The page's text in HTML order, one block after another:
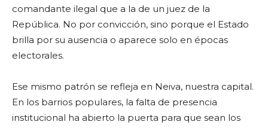
comandante ilegal que a la de un juez de la
República. No por convicción, sino porque el Estado
brilla por su ausencia o aparece solo en épocas
electorales.
Ese mismo patrón se refleja en Neiva, nuestra capital.
En los barrios populares, la falta de presencia
institucional ha abierto la puerta para que sean los